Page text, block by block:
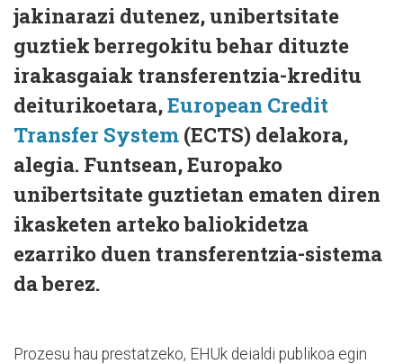
jakinarazi dutenez, unibertsitate
guztiek berregokitu behar dituzte
irakasgaiak transferentzia-kreditu
deiturikoetara,European Credit
Transfer System (ECTS) delakora,
alegia. Funtsean, Europako
unibertsitate guztietan ematen diren
ikasketen arteko baliokidetza
ezarriko duen transferentzia-sistema
da berez.
Prozesu hau prestatzeko, EHUk deialdi publikoa egin